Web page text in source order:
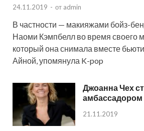
24.11.2019 - от admin
В частности — макияжами бойз-
Наоми Кэмпбелл во время своего
который она снимала вместе
Айной, упомянула K-pop
Джоанна Чех
амбассадором
21.11.2019